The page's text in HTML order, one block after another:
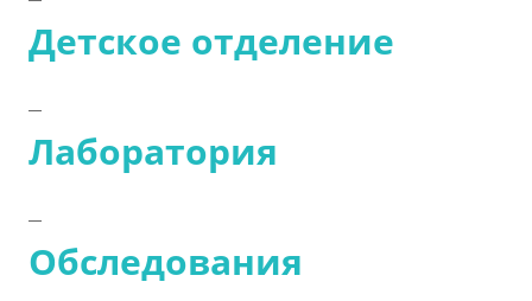
Детское отделение
Лаборатория
Обследования